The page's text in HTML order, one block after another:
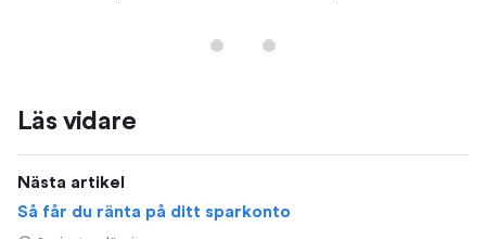
Läs vidare
Nästa artikel
Så får du ränta på ditt sparkonto